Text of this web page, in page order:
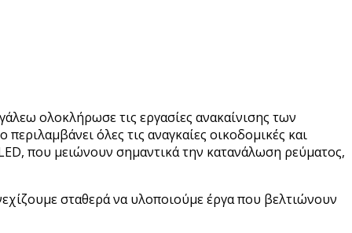
ολοκλήρωσε τις εργασίες ανακαίνισης των
όλες τις αναγκαίες οικοδομικές και
που μειώνουν σημαντικά την κατανάλωση ρεύματος,
σταθερά να υλοποιούμε έργα που βελτιώνουν